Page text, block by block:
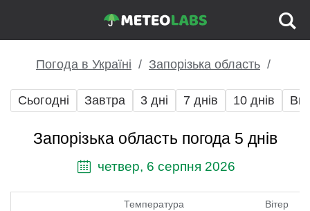
Погода в Україні Запорізька область
Сьогодні Завтра 3 дні 7 днів 10 днів
Запорізька область погода 5 днів
четвер, 6 серпня 2026
Температура Вітер